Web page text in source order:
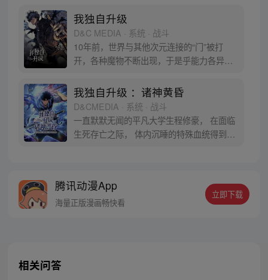
我独自升级
D&C MEDIA · 系统 · 战斗
10年前，世界与其他次元连接的“门”被打
开，各种魔物不断出现，于是乎能力各异的
是一名实力最弱的E级猎人，在一次挑战任
务中，遇到了可怕的隐藏挑战。生死存亡之
际，他居然获得了升级系统！在系统的利用
下，他能成为最强猎人吗？
我独自升级 ：诸神黄昏
D&CMEDIA · 系统 · 战斗
一直默默无闻的平凡大学生程修豪， 在面临
生死存亡之际， 体内沉睡的特殊血统得到觉
腾讯动漫App
海量正版漫画畅快看
立即下载
相关问答